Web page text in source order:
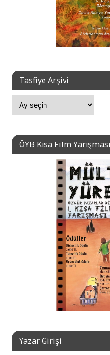
Tasfiye Arşivi
ÖYB Kısa Film Yarışması
Yazar Girişi